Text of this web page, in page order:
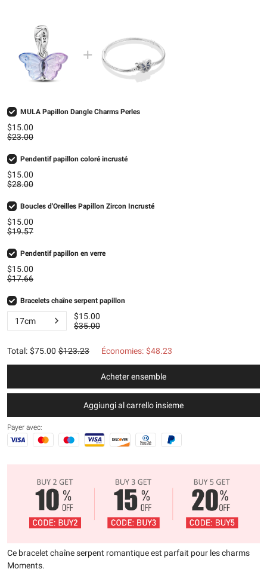
MULA Papillon Dangle Charms Perles
$15.00
$23.00
Pendentif papillon coloré incrusté
$15.00
$28.00
Boucles d'Oreilles Papillon Zircon Incrusté
$15.00
$19.57
Pendentif papillon en verre
$15.00
$17.66
Bracelets chaîne serpent papillon
17cm
$15.00
$35.00
Total: $75.00 $123.23 Économies: $48.23
Acheter ensemble
Aggiungi al carrello insieme
Payer avec:
Ce bracelet chaîne serpent romantique est parfait pour les charms
Moments.